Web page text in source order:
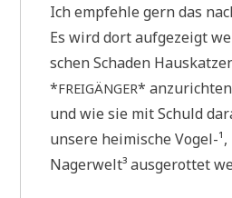
Ich emp­feh­le gern das
Es wird dort auf­ge­zeigt
schen Scha­den
*FREIGÄNGER*
und wie sie mit Schuld
unse­re hei­mi­sche Vogel-
Nager­wel­t³ aus­ge­rot­tet